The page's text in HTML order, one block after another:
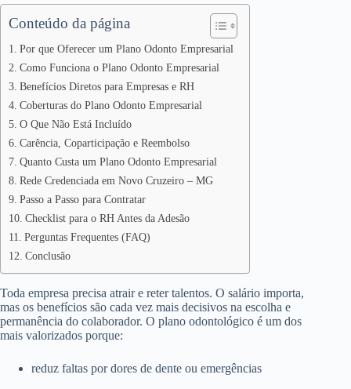
Conteúdo da página
Por que Oferecer um Plano Odonto Empresarial
Como Funciona o Plano Odonto Empresarial
Benefícios Diretos para Empresas e RH
Coberturas do Plano Odonto Empresarial
O Que Não Está Incluído
Carência, Coparticipação e Reembolso
Quanto Custa um Plano Odonto Empresarial
Rede Credenciada em Novo Cruzeiro – MG
Passo a Passo para Contratar
Checklist para o RH Antes da Adesão
Perguntas Frequentes (FAQ)
Conclusão
Toda empresa precisa atrair e reter talentos. O salário importa,
mas os benefícios são cada vez mais decisivos na escolha e
permanência do colaborador. O plano odontológico é um dos
mais valorizados porque:
reduz faltas por dores de dente ou emergências